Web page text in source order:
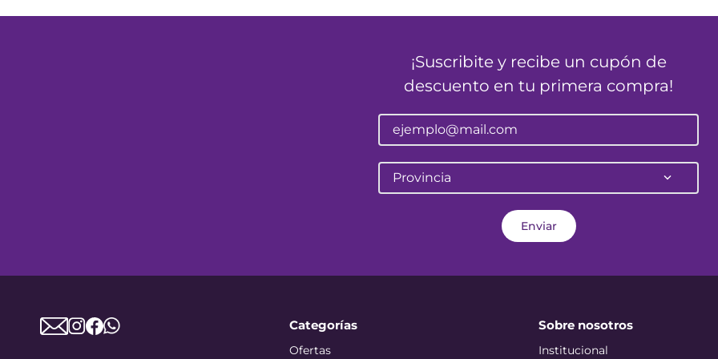
¡Suscribite y recibe un cupón de
descuento en tu primera compra!
Provincia
Enviar
Categorías
Ofertas
Sobre nosotros
Institucional